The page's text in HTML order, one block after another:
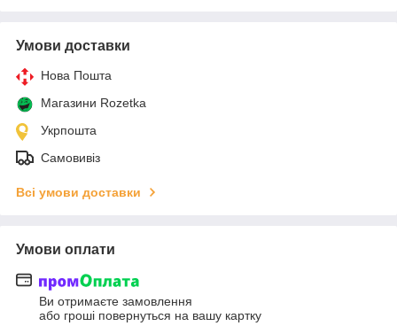
Умови доставки
Нова Пошта
Магазини Rozetka
Укрпошта
Самовивіз
Всі умови доставки
Умови оплати
Ви отримаєте замовлення
або гроші повернуться на вашу картку